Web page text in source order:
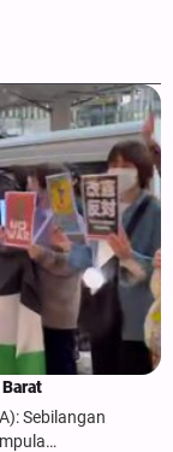
Sebilangan